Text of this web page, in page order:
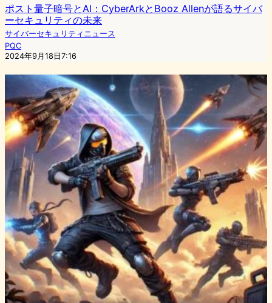
ポスト量子暗号とAI：CyberArkとBooz Allenが語るサイバ
ーセキュリティの未来
サイバーセキュリティニュース
PQC
2024年9月18日7:16